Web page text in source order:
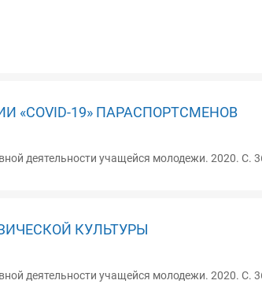
19» ПАРАСПОРТСМЕНОВ
деятельности учащейся молодежи. 2020. С.
КУЛЬТУРЫ
деятельности учащейся молодежи. 2020. С.